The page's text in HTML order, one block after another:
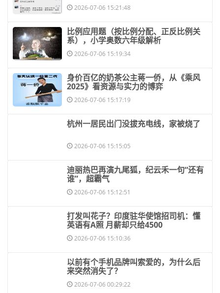
2026-07-06 15:21:48
​比例应用题（按比例分配、正反比例关
系），小学奥数六年级解析
2026-07-06 15:19:34
身价百亿的奶茶公主蒋一侨，从《乘风
2025》看资源与实力的博弈
2026-07-06 15:17:19
​杭州一居民出门没拔充电线，家被烧了
2026-07-06 15:15:05
​迪丽热巴再演九尾狐，纪云禾一句“还有
谁”，超霸气
2026-07-06 15:12:51
​打发叫花子？印度驻华使馆招司机：懂
英语有A照 月薪却只给4500
2026-07-06 15:10:36
​以前有个手机品牌叫索爱的，为什么后
来突然消失了？
2026-07-06 00:29:22